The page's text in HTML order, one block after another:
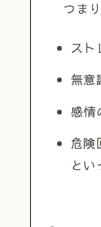
つまり
スト
無意
感情
危険
とい